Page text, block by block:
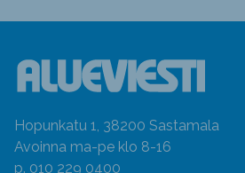
Hopunkatu 1, 38200 Sastamala
Avoinna ma-pe klo 8-16
p. 010 229 0400